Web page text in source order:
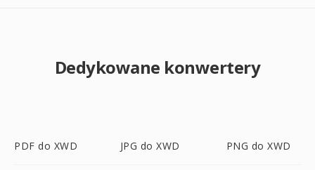
Dedykowane konwertery
PDF do XWD JPG do XWD PNG do XWD